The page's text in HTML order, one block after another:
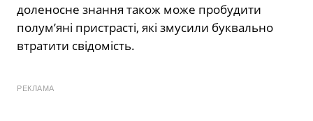
доленосне знання також може пробудити
полум’яні пристрасті, які змусили буквально
втратити свідомість.
РЕКЛАМА